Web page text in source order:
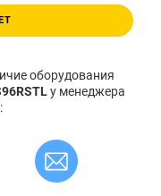
оборудования
у менеджера